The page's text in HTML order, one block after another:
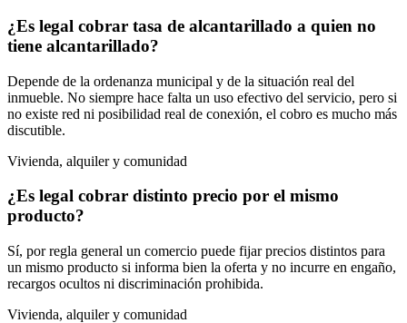
¿Es legal cobrar tasa de alcantarillado a quien no
tiene alcantarillado?
Depende de la ordenanza municipal y de la situación real del
inmueble. No siempre hace falta un uso efectivo del servicio, pero si
no existe red ni posibilidad real de conexión, el cobro es mucho más
discutible.
Vivienda, alquiler y comunidad
¿Es legal cobrar distinto precio por el mismo
producto?
Sí, por regla general un comercio puede fijar precios distintos para
un mismo producto si informa bien la oferta y no incurre en engaño,
recargos ocultos ni discriminación prohibida.
Vivienda, alquiler y comunidad